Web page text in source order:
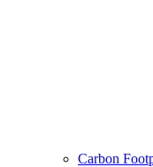
Carbon